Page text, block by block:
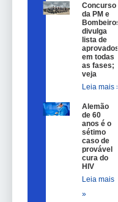
Concurso
da PM e
Bombeiros
divulga
lista de
aprovados
em todas
as fases;
veja
Leia mais »
Alemão
de 60
anos é o
sétimo
caso de
provável
cura do
HIV
Leia mais
»